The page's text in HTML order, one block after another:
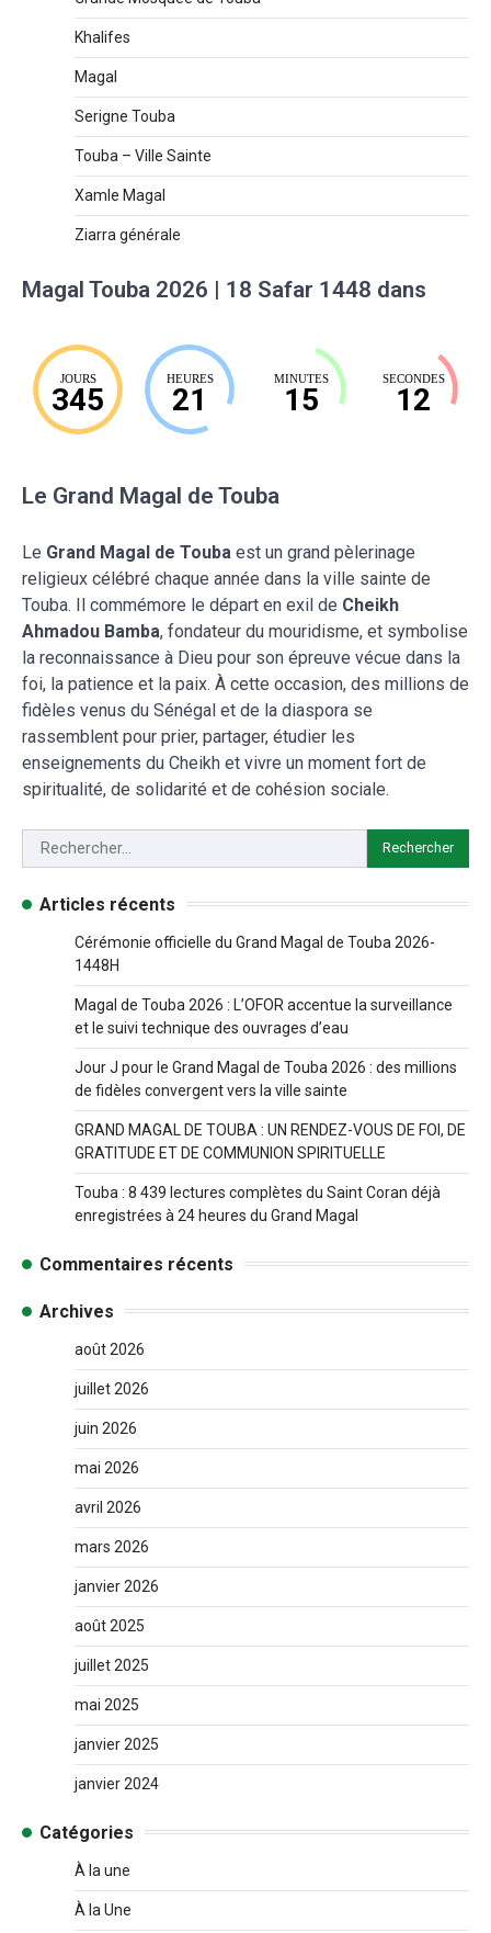
Khalifes
Magal
Serigne Touba
Touba – Ville Sainte
Xamle Magal
Ziarra générale
Magal Touba 2026 | 18 Safar 1448 dans
JOURS
345
HEURES
21
MINUTES
15
SECONDES
11
Le Grand Magal de Touba
Le Grand Magal de Touba est un grand pèlerinage
religieux célébré chaque année dans la ville sainte de
Touba. Il commémore le départ en exil de Cheikh
Ahmadou Bamba, fondateur du mouridisme, et symbolise
la reconnaissance à Dieu pour son épreuve vécue dans la
foi, la patience et la paix. À cette occasion, des millions de
fidèles venus du Sénégal et de la diaspora se
rassemblent pour prier, partager, étudier les
enseignements du Cheikh et vivre un moment fort de
spiritualité, de solidarité et de cohésion sociale.
Articles récents
Cérémonie officielle du Grand Magal de Touba 2026-
1448H
Magal de Touba 2026 : L’OFOR accentue la surveillance
et le suivi technique des ouvrages d’eau
Jour J pour le Grand Magal de Touba 2026 : des millions
de fidèles convergent vers la ville sainte
GRAND MAGAL DE TOUBA : UN RENDEZ-VOUS DE FOI, DE
GRATITUDE ET DE COMMUNION SPIRITUELLE
Touba : 8 439 lectures complètes du Saint Coran déjà
enregistrées à 24 heures du Grand Magal
Commentaires récents
Archives
août 2026
juillet 2026
juin 2026
mai 2026
avril 2026
mars 2026
janvier 2026
août 2025
juillet 2025
mai 2025
janvier 2025
janvier 2024
Catégories
À la une
À la Une